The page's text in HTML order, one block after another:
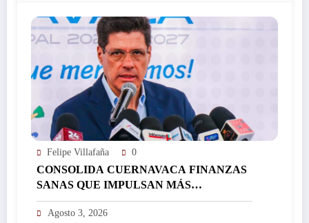
Felipe Villafaña 0
CONSOLIDA CUERNAVACA FINANZAS
SANAS QUE IMPULSAN MÁS
INVERSIÓN Y FORTALECEN EL
DESARROLLO DE LA CIUDAD…
Agosto 3, 2026